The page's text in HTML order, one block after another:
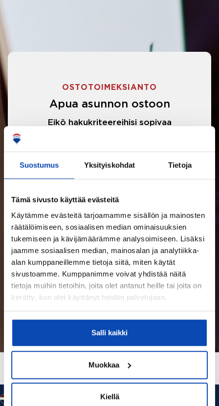
Suostumus Yksityiskohdat Tietoja
Tämä sivusto käyttää evästeitä
Käytämme evästeitä tarjoamamme sisällön ja mainosten
räätälöimiseen, sosiaalisen median ominaisuuksien
tukemiseen ja kävijämäärämme analysoimiseen. Lisäksi
jaamme sosiaalisen median, mainosalan ja analytiikka-
alan kumppaneillemme tietoja siitä, miten käytät
sivustoamme. Kumppanimme voivat yhdistää näitä
tietoja muihin tietoihin, joita olet antanut heille tai joita on
kerätty, kun olet käyttänyt heidän palvelujaan.
Salli kaikki
Muokkaa
Kiellä
OSTOTOIMEKSIANTO
Apua asunnon ostoon
Eikö hakukriteereihisi sopivaa
LUE LISÄÄ